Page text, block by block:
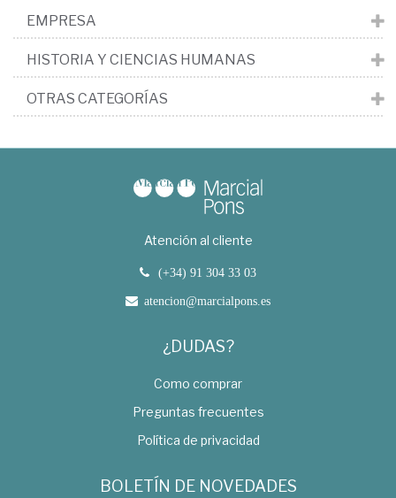
EMPRESA
HISTORIA Y CIENCIAS HUMANAS
OTRAS CATEGORÍAS
Atención al cliente
(+34) 91 304 33 03
atencion@marcialpons.es
¿DUDAS?
Como comprar
Preguntas frecuentes
Política de privacidad
BOLETÍN DE NOVEDADES